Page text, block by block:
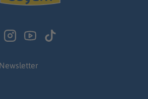
Newsletter